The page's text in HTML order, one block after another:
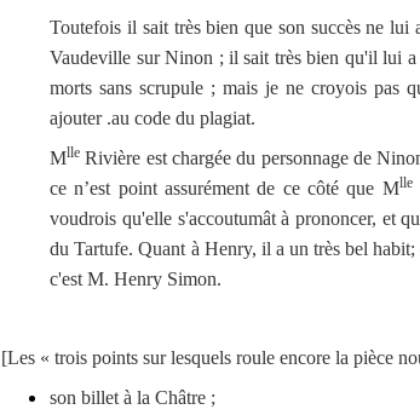
Toutefois il sait très bien que son succès ne
Vaudeville sur Ninon ; il sait très bien qu'il lui a
morts sans scrupule ; mais je ne croyois pas
ajouter .au code du plagiat.
Mlle Rivière est chargée du personnage de
ce n’est point assurément de ce côté que Mlle
voudrois qu'elle s'accoutumât à prononcer, et
du Tartufe. Quant à Henry, il a un très bel
c'est M. Henry Simon.
[Les « trois points sur lesquels roule encore la pièce
son billet à la Châtre ;